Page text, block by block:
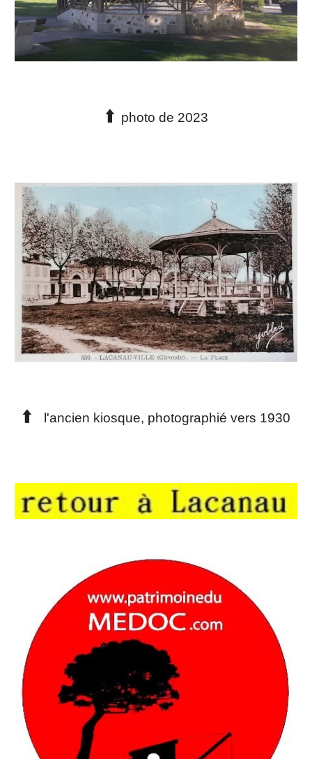
⬆️ photo de 2023
⬆️ l'ancien kiosque, photographié vers 1930